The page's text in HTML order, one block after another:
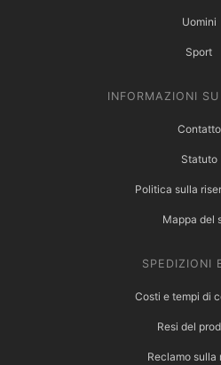
Uomini
Sport
INFORMAZIONI
Contatto
Statuto
Politica sulla
Mappa del
SPEDIZIONI
Costi e tempi di
Resi del
Reclamo sulla